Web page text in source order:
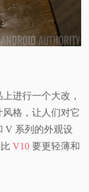
进行一个大改，
格，让人们对它
V 系列的外观设
比V10 要更轻薄和